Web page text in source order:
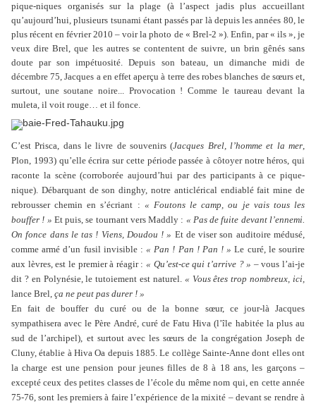
pique-niques organisés sur la plage (à l’aspect jadis plus accueillant
qu’aujourd’hui, plusieurs tsunami étant passés par là depuis les années 80, le
plus récent en février 2010 – voir la photo de « Brel-2 »). Enfin, par « ils », je
veux dire Brel, que les autres se contentent de suivre, un brin gênés sans
doute par son impétuosité. Depuis son bateau, un dimanche midi de
décembre 75, Jacques a en effet aperçu à terre des robes blanches de sœurs et,
surtout, une soutane noire... Provocation ! Comme le taureau devant la
muleta, il voit rouge… et il fonce.
C’est Prisca, dans le livre de souvenirs (Jacques Brel, l’homme et la mer,
Plon, 1993) qu’elle écrira sur cette période passée à côtoyer notre héros, qui
raconte la scène (corroborée aujourd’hui par des participants à ce pique-
nique). Débarquant de son dinghy, notre anticlérical endiablé fait mine de
rebrousser chemin en s’écriant : « Foutons le camp, ou je vais tous les
bouffer ! » Et puis, se tournant vers Maddly : « Pas de fuite devant l’ennemi.
On fonce dans le tas ! Viens, Doudou ! » Et de viser son auditoire médusé,
comme armé d’un fusil invisible :« Pan ! Pan ! Pan ! » Le curé, le sourire
aux lèvres, est le premier à réagir : « Qu’est-ce qui t’arrive ? » – vous l’ai-je
dit ? en Polynésie, le tutoiement est naturel. « Vous êtes trop nombreux, ici,
lance Brel, ça ne peut pas durer ! »
En fait de bouffer du curé ou de la bonne sœur, ce jour-là Jacques
sympathisera avec le Père André, curé de Fatu Hiva (l’île habitée la plus au
sud de l’archipel), et surtout avec les sœurs de la congrégation Joseph de
Cluny, établie à Hiva Oa depuis 1885. Le collège Sainte-Anne dont elles ont
la charge est une pension pour jeunes filles de 8 à 18 ans, les garçons –
excepté ceux des petites classes de l’école du même nom qui, en cette année
75-76, sont les premiers à faire l’expérience de la mixité – devant se rendre à